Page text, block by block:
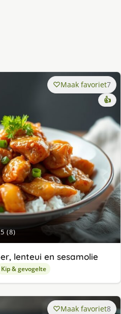
(8)
Maak favoriet7
👍
lenteui en sesamolie
Kip & gevogelte
Maak favoriet8